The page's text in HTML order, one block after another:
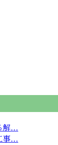
解…
事…